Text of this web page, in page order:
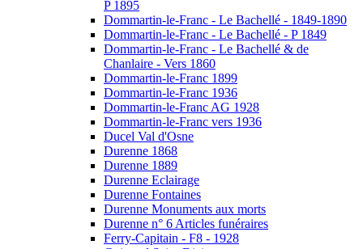
P 1895
Dommartin-le-Franc - Le Bachellé - 1849-1890
Dommartin-le-Franc - Le Bachellé - P 1849
Dommartin-le-Franc - Le Bachellé & de
Chanlaire - Vers 1860
Dommartin-le-Franc 1899
Dommartin-le-Franc 1936
Dommartin-le-Franc AG 1928
Dommartin-le-Franc vers 1936
Ducel Val d'Osne
Durenne 1868
Durenne 1889
Durenne Eclairage
Durenne Fontaines
Durenne Monuments aux morts
Durenne n° 6 Articles funéraires
Ferry-Capitain - F8 - 1928